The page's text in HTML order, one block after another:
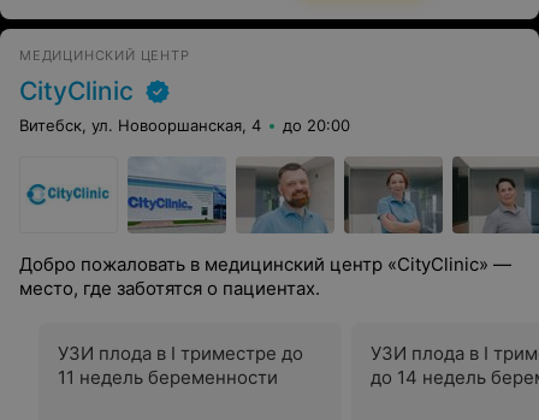
МЕДИЦИНСКИЙ ЦЕНТР
CityClinic
Витебск, ул. Новооршанская, 4 до 20:00
Добро пожаловать в медицинский центр «CityClinic» —
место, где заботятся о пациентах.
УЗИ плода в I триместре до
11 недель беременности
УЗИ плода в I
до 14 недель